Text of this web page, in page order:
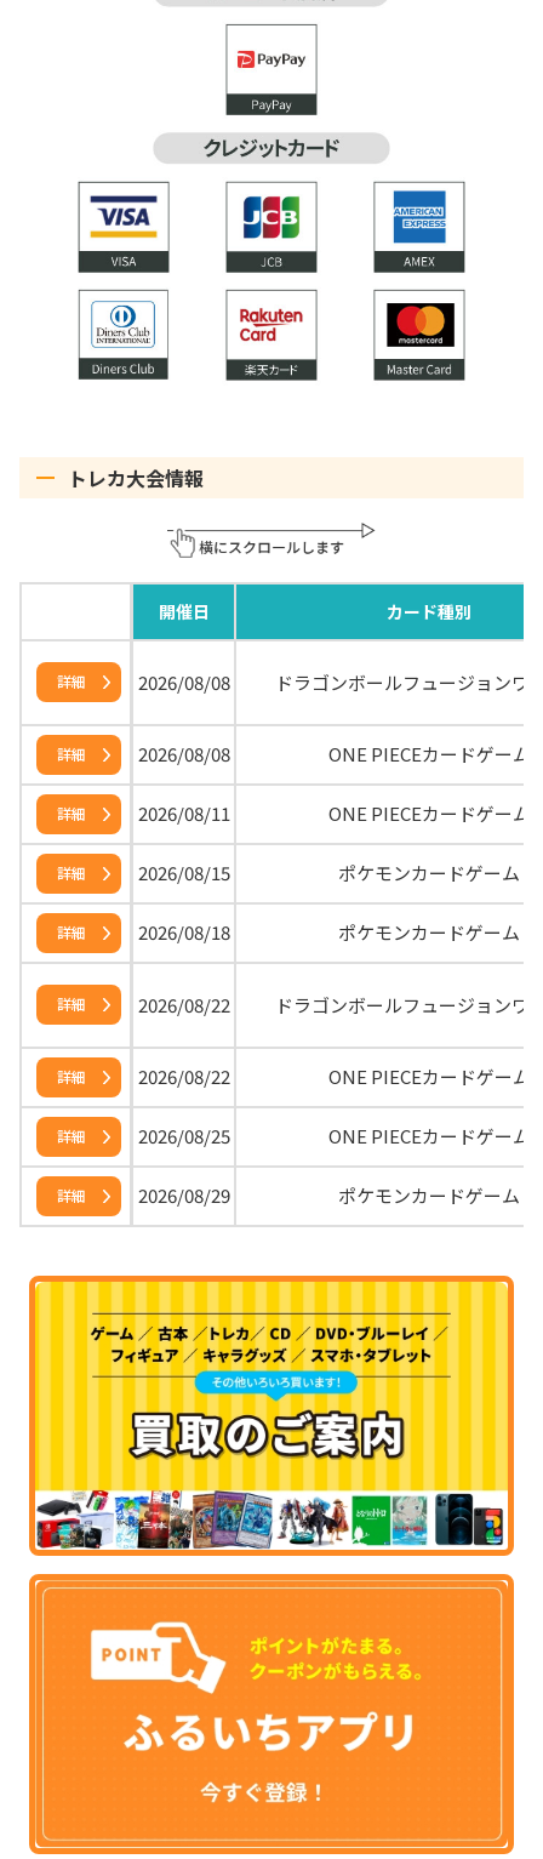
トレカ大会情報
開催日 カード種別
詳細 2026/08/08 ドラゴンボールフュージョンワ
詳細 2026/08/08 ONE PIECEカードゲーム
詳細 2026/08/11 ONE PIECEカードゲーム
詳細 2026/08/15 ポケモンカードゲーム
詳細 2026/08/18 ポケモンカードゲーム
詳細 2026/08/22 ドラゴンボールフュージョンワ
詳細 2026/08/22 ONE PIECEカードゲーム
詳細 2026/08/25 ONE PIECEカードゲーム
詳細 2026/08/29 ポケモンカードゲーム